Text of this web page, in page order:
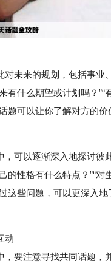
未来的规划，包括事业
有什么期望或计划吗？”“
题可以让你了解对方的价
可以逐渐深入地探讨彼此
的性格有什么特点？”“对
这些问题，可以更深入
动
要注意寻找共同话题，